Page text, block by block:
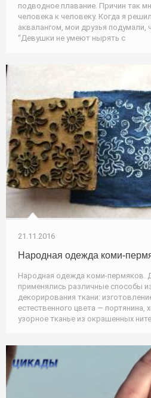
подводное плавание. Причин так
человека к человеку. Когда я
аквалангом, мои друзья подумали,
“Девушки не умеют нырять с
21.11.2016
Народная одежда коми-
Народная одежда коми-
применялись различные способы
декорирования ткани:
естественного цвета — портянина,
узорное тканье из окрашенных